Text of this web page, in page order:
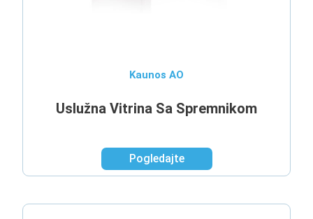
Kaunos AO
Uslužna Vitrina Sa Spremnikom
Pogledajte